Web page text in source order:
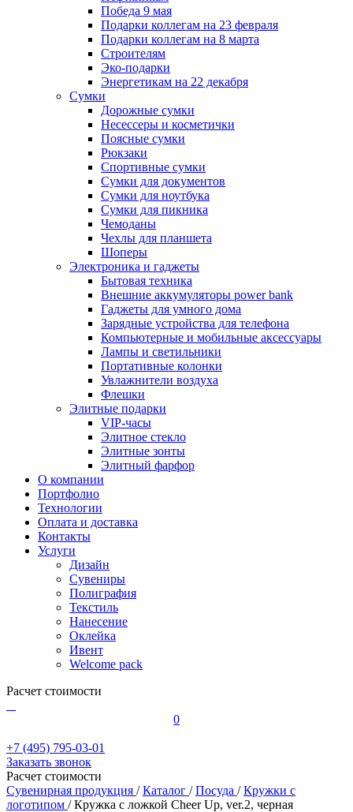
Победа 9 мая
Подарки коллегам на 23 февраля
Подарки коллегам на 8 марта
Строителям
Эко-подарки
Энергетикам на 22 декабря
Сумки
Дорожные сумки
Несессеры и косметички
Поясные сумки
Рюкзаки
Спортивные сумки
Сумки для документов
Сумки для ноутбука
Сумки для пикника
Чемоданы
Чехлы для планшета
Шоперы
Электроника и гаджеты
Бытовая техника
Внешние аккумуляторы power bank
Гаджеты для умного дома
Зарядные устройства для телефона
Компьютерные и мобильные аксессуары
Лампы и светильники
Портативные колонки
Увлажнители воздуха
Флешки
Элитные подарки
VIP-часы
Элитное стекло
Элитные зонты
Элитный фарфор
О компании
Портфолио
Технологии
Оплата и доставка
Контакты
Услуги
Дизайн
Сувениры
Полиграфия
Текстиль
Нанесение
Оклейка
Ивент
Welcome pack
Расчет стоимости
0
+7 (495) 795-03-01
Заказать звонок
Расчет стоимости
Сувенирная продукция / Каталог / Посуда / Кружки с
логотипом / Кружка с ложкой Cheer Up, ver.2, черная